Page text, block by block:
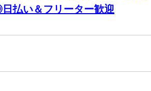
払い＆フリーター歓迎